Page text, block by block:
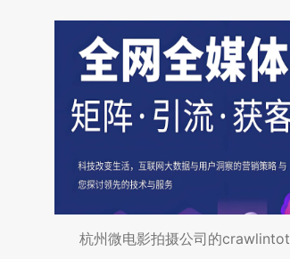
杭州微电影拍摄公司的crawlintot